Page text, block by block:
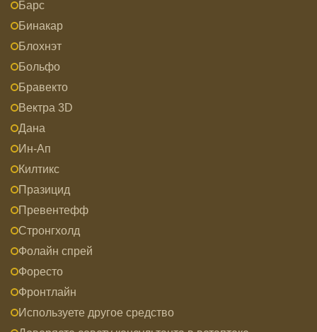
Барс
Бинакар
Блохнэт
Больфо
Бравекто
Вектра 3D
Дана
Ин-Ап
Килтикс
Празицид
Превентефф
Стронгхолд
Фолайн спрей
Форесто
Фронтлайн
Используете другое средство